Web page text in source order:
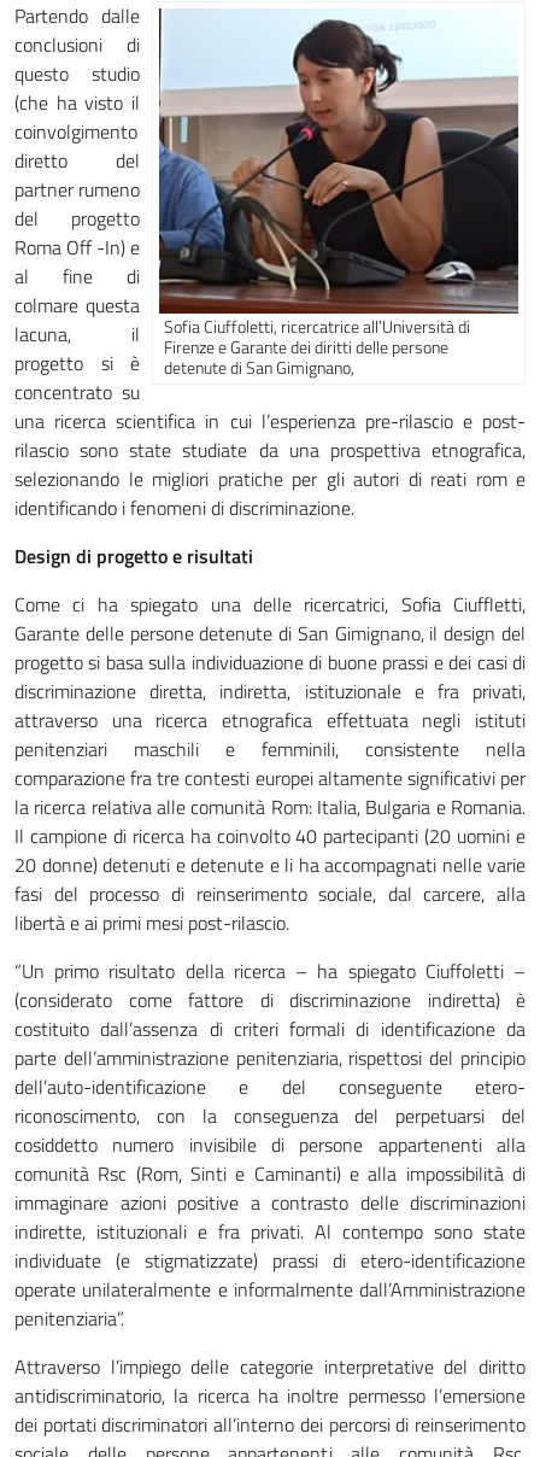
Sofia Ciuffoletti, ricercatrice all’Università di
Firenze e Garante dei diritti delle persone
detenute di San Gimignano,
Partendo dalle
conclusioni di
questo studio
(che ha visto il
coinvolgimento
diretto del
partner rumeno
del progetto
Roma Off -In) e
al fine di
colmare questa
lacuna, il
progetto si è
concentrato su
una ricerca scientifica in cui l’esperienza pre-rilascio e post-
rilascio sono state studiate da una prospettiva etnografica,
selezionando le migliori pratiche per gli autori di reati rom e
identificando i fenomeni di discriminazione.
Design di progetto e risultati
Come ci ha spiegato una delle ricercatrici, Sofia Ciuffletti,
Garante delle persone detenute di San Gimignano, il design del
progetto si basa sulla individuazione di buone prassi e dei casi di
discriminazione diretta, indiretta, istituzionale e fra privati,
attraverso una ricerca etnografica effettuata negli istituti
penitenziari maschili e femminili, consistente nella
comparazione fra tre contesti europei altamente significativi per
la ricerca relativa alle comunità Rom: Italia, Bulgaria e Romania.
Il campione di ricerca ha coinvolto 40 partecipanti (20 uomini e
20 donne) detenuti e detenute e li ha accompagnati nelle varie
fasi del processo di reinserimento sociale, dal carcere, alla
libertà e ai primi mesi post-rilascio.
“Un primo risultato della ricerca – ha spiegato Ciuffoletti –
(considerato come fattore di discriminazione indiretta) è
costituito dall’assenza di criteri formali di identificazione da
parte dell’amministrazione penitenziaria, rispettosi del principio
dell’auto-identificazione e del conseguente etero-
riconoscimento, con la conseguenza del perpetuarsi del
cosiddetto numero invisibile di persone appartenenti alla
comunità Rsc (Rom, Sinti e Caminanti) e alla impossibilità di
immaginare azioni positive a contrasto delle discriminazioni
indirette, istituzionali e fra privati. Al contempo sono state
individuate (e stigmatizzate) prassi di etero-identificazione
operate unilateralmente e informalmente dall’Amministrazione
penitenziaria”.
Attraverso l’impiego delle categorie interpretative del diritto
antidiscriminatorio, la ricerca ha inoltre permesso l’emersione
dei portati discriminatori all’interno dei percorsi di reinserimento